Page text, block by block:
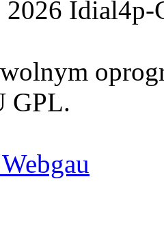
Idial4p-
GPL.